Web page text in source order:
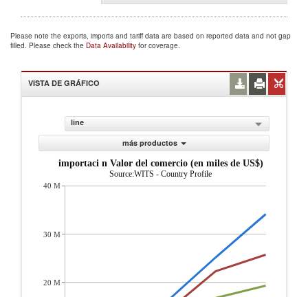
Please note the exports, imports and tariff data are based on reported data and not gap
filled. Please check the Data Availability for coverage.
VISTA DE GRÁFICO
line
más productos
importaci n Valor del comercio (en miles de US$)
Source:WITS - Country Profile
40 M
30 M
20 M